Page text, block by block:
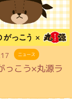
ニュース
っこう×丸源ラ